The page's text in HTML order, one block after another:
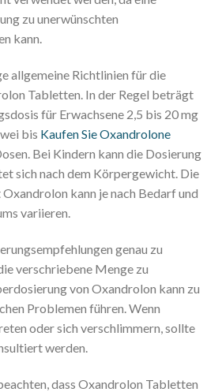
zu unerwünschten
kann.
allgemeine Richtlinien für die
Tabletten. In der Regel beträgt
für Erwachsene 2,5 bis 20 mg
bis Kaufen Sie Oxandrolone
Bei Kindern kann die Dosierung
sich nach dem Körpergewicht. Die
kann je nach Bedarf und
variieren.
genau zu
verschriebene Menge zu
von Oxandrolon kann zu
Problemen führen. Wenn
oder sich verschlimmern, sollte
werden.
dass Oxandrolon Tabletten